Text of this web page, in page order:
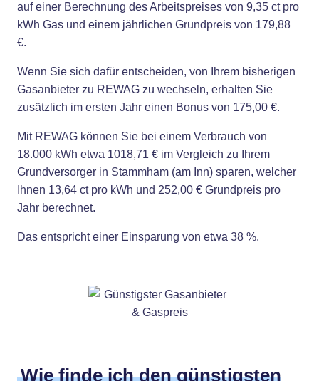
auf einer Berechnung des Arbeitspreises von 9,35 ct pro
kWh Gas und einem jährlichen Grundpreis von 179,88
€.
Wenn Sie sich dafür entscheiden, von Ihrem bisherigen
Gasanbieter zu REWAG zu wechseln, erhalten Sie
zusätzlich im ersten Jahr einen Bonus von 175,00 €.
Mit REWAG können Sie bei einem Verbrauch von
18.000 kWh etwa 1018,71 € im Vergleich zu Ihrem
Grundversorger in Stammham (am Inn) sparen, welcher
Ihnen 13,64 ct pro kWh und 252,00 € Grundpreis pro
Jahr berechnet.
Das entspricht einer Einsparung von etwa 38 %.
Wie finde ich den günstigsten